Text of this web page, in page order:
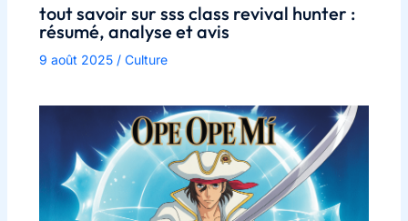
tout savoir sur sss class revival hunter :
résumé, analyse et avis
9 août 2025 / Culture